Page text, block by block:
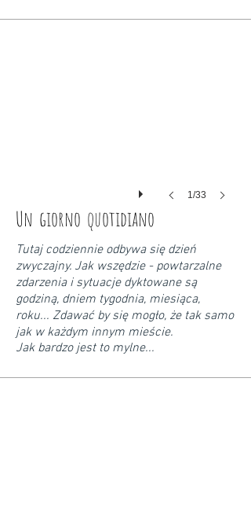
Un giorno quotidiano
1/33
Tutaj codziennie odbywa się dzień
zwyczajny. Jak wszędzie - powtarzalne
zdarzenia i sytuacje dyktowane są
godziną, dniem tygodnia, miesiąca,
roku... Zdawać by się mogło, że tak samo
jak w każdym innym mieście.
Jak bardzo jest to mylne...